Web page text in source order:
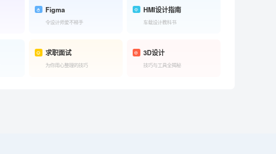
Figma
令设计师爱不释手
HMI设计指南
车载设计教科书
求职面试
为你用心整理的技巧
3D设计
技巧与工具全揭秘